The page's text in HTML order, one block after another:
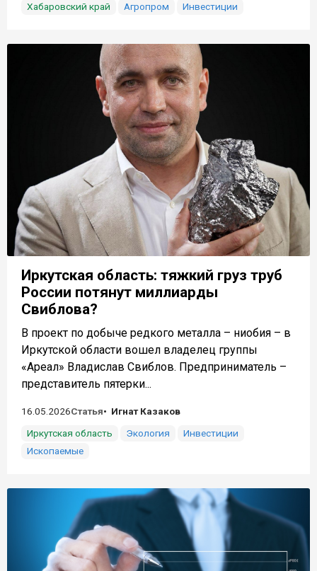
Хабаровский край
Агропром Инвестиции
Иркутская область: тяжкий груз труб
России потянут миллиарды
Свиблова?
В проект по добыче редкого металла – ниобия – в
Иркутской области вошел владелец группы
«Ареал» Владислав Свиблов. Предприниматель –
представитель пятерки...
16.05.2026Статья
Игнат Казаков
Иркутская область
Экология
Инвестиции
Ископаемые